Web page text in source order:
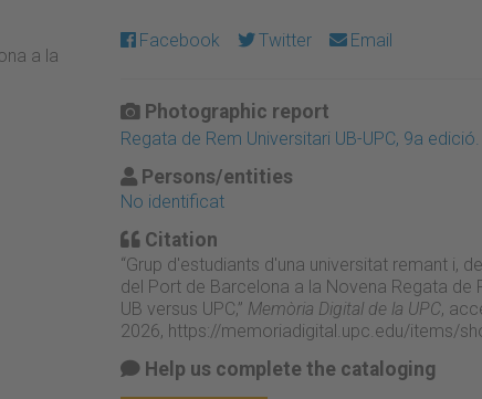
a la
Facebook Twitter Email
Photographic report
Regata de Rem Universitari UB-UPC, 9a
Persons/entities
No identificat
Citation
“Grup d'estudiants d'una universitat remant i,
del Port de Barcelona a la Novena Regata de
UB versus UPC,” Memòria Digital de la UPC,
2026, https://memoriadigital.upc.edu/items/
Help us complete the cataloging